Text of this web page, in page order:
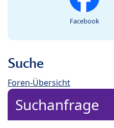
Facebook
Suche
Foren-Übersicht
Suchanfrage